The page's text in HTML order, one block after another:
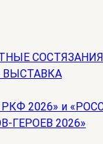
ВЫСТАВКА
2026» и
ГЕРОЕВ 2026»